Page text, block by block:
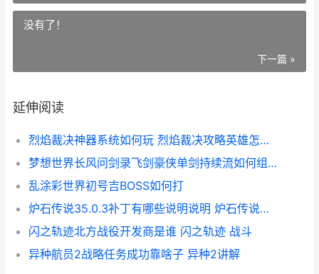
没有了！
下一篇 »
延伸阅读
烈焰裁决神器系统如何玩 烈焰裁决攻略英雄怎么选
梦想世界长风问剑录飞剑豪侠单剑持续流如何组合 梦想世界长风岛什么时候下雨呀
乱涂彩世界初号吉BOSS如何打
炉石传说35.0.3补丁有哪些说明说明 炉石传说最近补丁
闪之轨迹北方战役开发商是谁 闪之轨迹 战斗
异种航员2战略任务成功靠啥子 异种2讲解